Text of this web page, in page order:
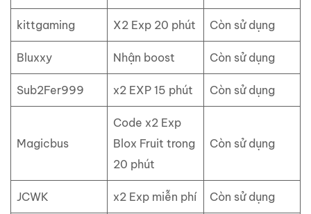
kittgaming X2 Exp 20 phút Còn sử dụng
Bluxxy Nhận boost Còn sử dụng
Sub2Fer999 x2 EXP 15 phút Còn sử dụng
Magicbus
Code x2 Exp
Blox Fruit trong
20 phút
Còn sử dụng
JCWK x2 Exp miễn phí Còn sử dụng